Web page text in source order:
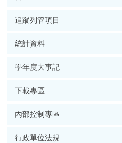
追蹤列管項目
統計資料
學年度大事記
下載專區
內部控制專區
行政單位法規